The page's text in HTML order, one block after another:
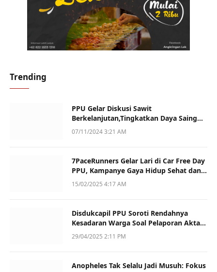
Trending
PPU Gelar Diskusi Sawit
Berkelanjutan,Tingkatkan Daya Saing
dan Kualitas
07/11/2024 3:21 AM
7PaceRunners Gelar Lari di Car Free Day
PPU, Kampanye Gaya Hidup Sehat dan
Dukung UMKM
15/02/2025 4:17 AM
Disdukcapil PPU Soroti Rendahnya
Kesadaran Warga Soal Pelaporan Akta
Kematian
29/04/2025 2:11 PM
Anopheles Tak Selalu Jadi Musuh: Fokus